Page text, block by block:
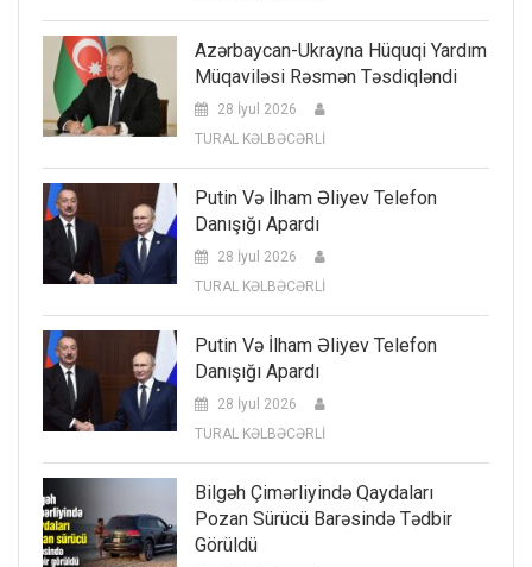
Azərbaycan-Ukrayna Hüquqi Yardım
Müqaviləsi Rəsmən Təsdiqləndi
28 İyul 2026
TURAL KƏLBƏCƏRLİ
Putin Və İlham Əliyev Telefon
Danışığı Apardı
28 İyul 2026
TURAL KƏLBƏCƏRLİ
Putin Və İlham Əliyev Telefon
Danışığı Apardı
28 İyul 2026
TURAL KƏLBƏCƏRLİ
Bilgəh Çimərliyində Qaydaları
Pozan Sürücü Barəsində Tədbir
Görüldü